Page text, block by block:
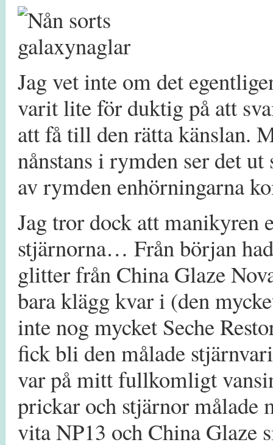
Jag vet inte om det
varit lite för duktig på att
att få till den rätta känslan.
nånstans i rymden ser det
av rymden enhörningarna
Jag tror dock att manikyren
stjärnorna… Från början
glitter från China Glaze
bara klägg kvar i (den
inte nog mycket Seche
fick bli den målade
var på mitt fullkomligt
prickar och stjärnor målade
vita NP13 och China Glaze